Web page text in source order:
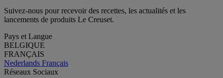
Suivez-nous pour recevoir des recettes, les actualités et les
lancements de produits Le Creuset.
Pays et Langue
BELGIQUE
FRANÇAIS
Nederlands Français
Réseaux Sociaux